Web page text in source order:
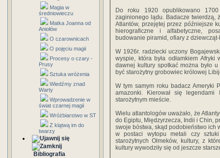
Magia w
średniowieczu
Matka Joanna od
Aniołów
O czarownicach
O pojęciu magii
Procesy o czary -
Prusy
Sztuka wróżenia
Wiedźmy znad
Warty
Wprowadzenie w
świat czarnej magii
Wróżbiarstwo w ST
Z klątwą im do
twarzy
Bibliografia
Do roku 1920 opublikowano
zaginionego lądu. Badacze twierdzą,
Atlantów, przejętej przez późniejsze
hierograficzne i alfabetyczne,
budowanie piramid, ofiary z
W 1926r. radziecki uczony
wyspie, która była odłamkiem
dawnej kultury spotkać można było
być starożytny grobowiec królowej
W tym samym roku badacz Ameryki
amazonki. Kierował się
starożytnym mieście.
Wielu atlantologów uważało, że
do Egiptu, Międzyrzecza, Indii i Chin,
swoje bóstwa, skąd podobieństwo ich
w postaci wytopu metali czy sztuki
starożytnych Olmeków, kultury, z
kultury wywodziły się od jeszcze